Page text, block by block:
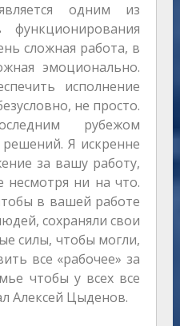
одним из
сложная работа, в
эмоционально.
исполнение
не просто.
рубежом
решений. Я искренне
за вашу работу,
несмотря ни на что.
в вашей работе
сохраняли свои
силы, чтобы могли,
все «рабочее» за
чтобы у всех все
Алексей Цыденов.